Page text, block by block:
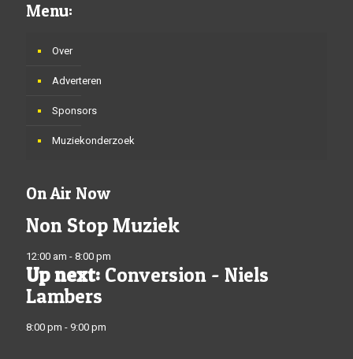
Menu:
Over
Adverteren
Sponsors
Muziekonderzoek
On Air Now
Non Stop Muziek
12:00 am - 8:00 pm
Up next: Conversion - Niels
Lambers
8:00 pm - 9:00 pm